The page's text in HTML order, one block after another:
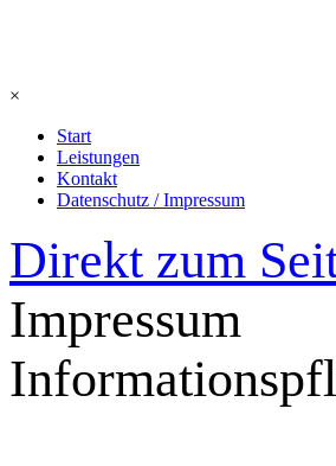
×
Start
Leistungen
Kontakt
Datenschutz / Impressum
Direkt zum
Impressum